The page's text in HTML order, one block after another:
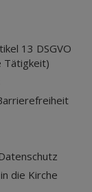
13 DSGVO
Tätigkeit)
die Kirche